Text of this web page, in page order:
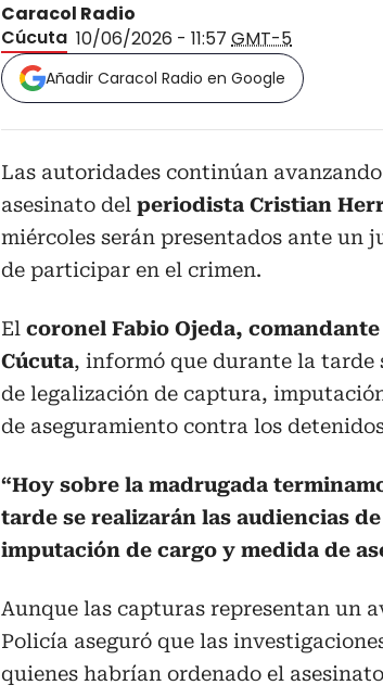
Caracol Radio
Cúcuta 10/06/2026 - 11:57 GMT-5
Añadir Caracol Radio en Google
Las autoridades continúan
asesinato del periodista Cristian
miércoles serán presentados ante un
de participar en el crimen.
El coronel Fabio Ojeda,
Cúcuta, informó que durante la tarde
de legalización de captura,
de aseguramiento contra los
“Hoy sobre la madrugada
tarde se realizarán las audiencias
imputación de cargo y medida de
Aunque las capturas representan un
Policía aseguró que las
quienes habrían ordenado el